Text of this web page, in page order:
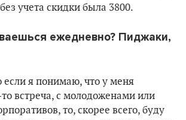
учета скидки была 3800.
ежедневно? Пиджаки,
если я понимаю, что у меня
встреча, с молодоженами или
то, скорее всего, буду